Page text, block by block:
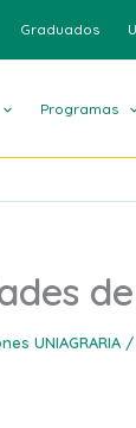
Graduados
Programas
UNIAGRARIA /